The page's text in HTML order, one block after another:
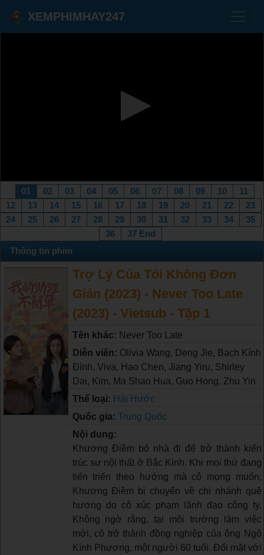
XEMPHIMHAY247
01 02 03 04 05 06 07 08 09 10
11
12
13 14 15 16 17 18 19 20 21 22
23
24
25 26 27 28 29 30 31 32 33 34
35
36
37 End
Thông tin phim
Trợ Lý Của Tôi Không Đơn
Giản (2023) - Never Too Late
(2023) - Vietsub - Tập 1
Tên khác: Never Too Late
Diễn viên: Olivia Wang, Deng Jie, Bạch Kính
Đình, Viva, Hao Chen, Jiang Yiru, Shirley
Dai, Kim, Ma Shao Hua, Guo Hong, Zhu Yin
Thể loại: Hài Hước
Quốc gia: Trung Quốc
Nội dung:
Khương Điềm bỏ nhà đi để trở thành kiến
trúc sư nội thất ở Bắc Kinh. Khi mọi thứ đang
tiến triển theo hướng mà cô mong muốn,
Khương Điềm bị chuyển về chi nhánh quê
hương do cô xúc phạm lãnh đạo công ty.
Không ngờ rằng, tại môi trường làm việc
mới, cô trở thành đồng nghiệp của ông Ngô
Kính Phương, một người 60 tuổi. Đối mặt với